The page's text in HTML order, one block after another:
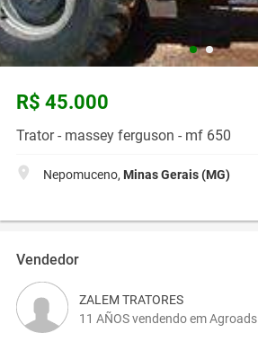
R$ 45.000
Trator - massey ferguson - mf 650
Nepomuceno, Minas Gerais (MG)
Vendedor
ZALEM TRATORES
11 AÑOS vendendo em Agroads